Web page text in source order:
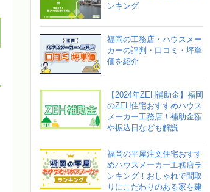
ンキング
福岡の工務店・ハウスメー
カーの評判・口コミ・坪単
価を紹介
【2024年ZEH補助金】福岡
のZEH住宅おすすめハウス
メーカー工務店！補助金額
や振込日なども解説
福岡の平屋注文住宅おすす
めハウスメーカー工務店ラ
ンキング！おしゃれで間取
りにこだわりのある家を建